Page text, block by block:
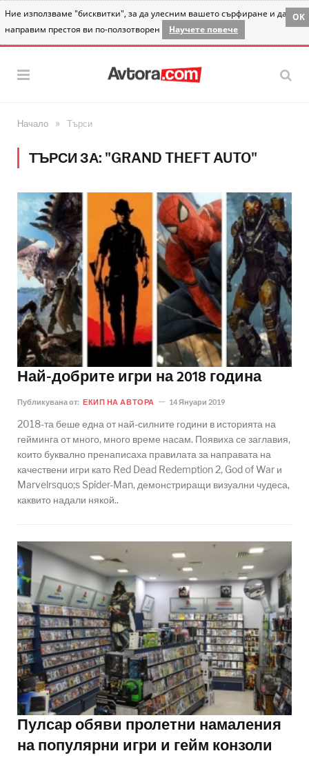
Ние използваме "бисквитки", за да улесним вашето сърфиране и да
направим престоя ви по-ползотворен
Научете повече
OK
Начало » Търси
ТЪРСИ ЗА: "GRAND THEFT AUTO"
Най-добрите игри на 2018 година
Публикувана от: ЕКИП НА АВТОРА 14 Януари 2019
2018-та беше една от най-силните години в историята на
гейминга от много, много време насам. Появиха се заглавия,
които буквално пренаписаха правилата за направата на
качествени игри като Red Dead Redemption 2, God of War и
Marvelrsquo;s Spider-Man, демонстриращи визуални чудеса,
каквито надали някой..
Пулсар обяви пролетни намаления
на популярни игри и гейм конзоли